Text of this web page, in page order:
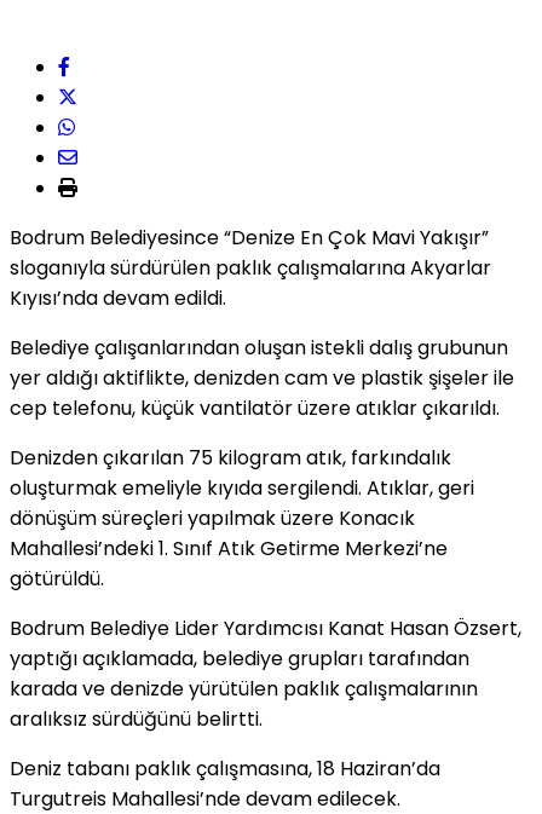
Bodrum Belediyesince “Denize En Çok Mavi Yakışır”
sloganıyla sürdürülen paklık çalışmalarına Akyarlar
Kıyısı’nda devam edildi.
Belediye çalışanlarından oluşan istekli dalış grubunun
yer aldığı aktiflikte, denizden cam ve plastik şişeler ile
cep telefonu, küçük vantilatör üzere atıklar çıkarıldı.
Denizden çıkarılan 75 kilogram atık, farkındalık
oluşturmak emeliyle kıyıda sergilendi. Atıklar, geri
dönüşüm süreçleri yapılmak üzere Konacık
Mahallesi’ndeki 1. Sınıf Atık Getirme Merkezi’ne
götürüldü.
Bodrum Belediye Lider Yardımcısı Kanat Hasan Özsert,
yaptığı açıklamada, belediye grupları tarafından
karada ve denizde yürütülen paklık çalışmalarının
aralıksız sürdüğünü belirtti.
Deniz tabanı paklık çalışmasına, 18 Haziran’da
Turgutreis Mahallesi’nde devam edilecek.